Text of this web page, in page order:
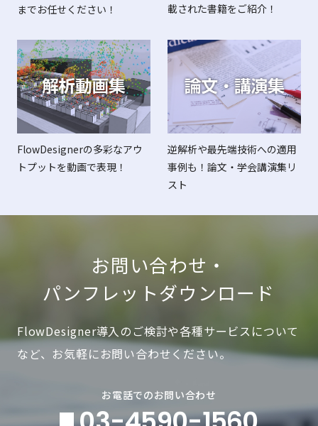
までお任せください！
載された書籍をご紹介！
FlowDesignerの多彩なアウ
トプットを動画で表現！
逆解析や最先端技術への適用
事例も！論文・学会講演集リ
スト
お問い合わせ・
パンフレットダウンロード
FlowDesigner導入のご検討や各種サービスについて
など、お気軽にお問い合わせください。
お電話でのお問い合わせ